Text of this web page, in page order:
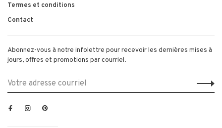
Termes et conditions
Contact
Abonnez-vous à notre infolettre pour recevoir les dernières mises à
jours, offres et promotions par courriel.